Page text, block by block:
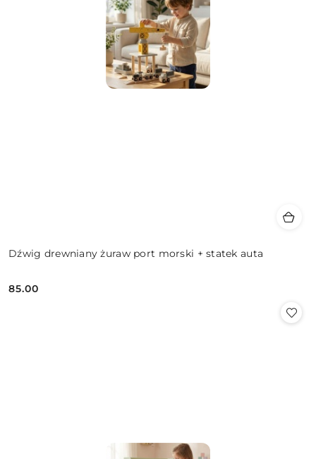
Dźwig drewniany żuraw port morski + statek auta
Cena:
85.00